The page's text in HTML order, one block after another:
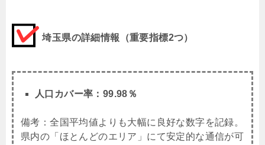
埼玉県の詳細情報（重要指標2つ）
人口カバー率：99.98％
備考：全国平均値よりも大幅に良好な数字を記録。
県内の「ほとんどのエリア」にて安定的な通信が可